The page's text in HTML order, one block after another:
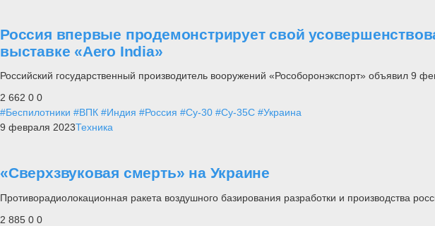
Россия впервые продемонстрирует свой
выставке «Aero India»
Российский государственный производитель вооружений «Рособоронэкспорт» объявил 9
2 662 0 0
#Беспилотники #ВПК #Индия #Россия #Су-30 #Су-35С #Украина
9 февраля 2023Техника
«Сверхзвуковая смерть» на Украине
Противорадиолокационная ракета воздушного базирования разработки и производства
2 885 0 0